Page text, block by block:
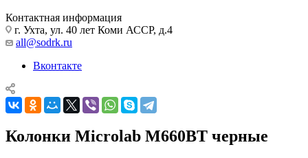
Контактная информация
г. Ухта, ул. 40 лет Коми АССР, д.4
all@sodrk.ru
Вконтакте
Колонки Microlab M660BT черные